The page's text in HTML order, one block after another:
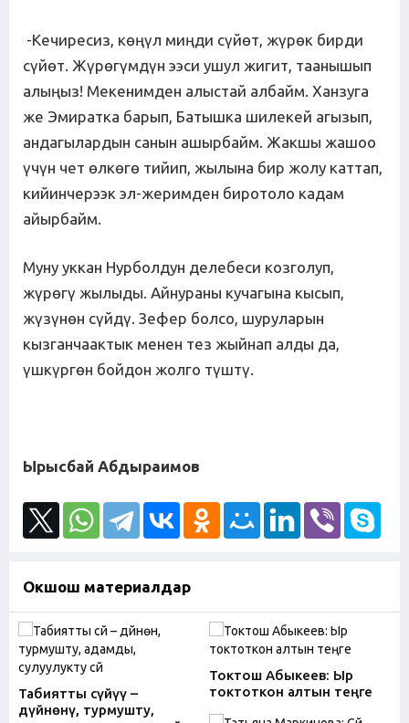
-Кечиресиз, көңүл миңди сүйөт, жүрөк бирди
сүйөт. Жүрөгүмдүн ээси ушул жигит, таанышып
алыңыз! Мекенимден алыстай албайм. Ханзуга
же Эмиратка барып, Батышка шилекей агызып,
андагылардын санын ашырбайм. Жакшы жашоо
үчүн чет өлкөгө тийип, жылына бир жолу каттап,
кийинчерээк эл-жеримден биротоло кадам
айырбайм.
Муну уккан Нурболдун делебеси козголуп,
жүрөгү жылыды. Айнураны кучагына кысып,
жүзүнөн сүйдү. Зефер болсо, шуруларын
кызганчаактык менен тез жыйнап алды да,
үшкүргөн бойдон жолго түштү.
Ырысбай Абдыраимов
Окшош материалдар
Табиятты сүйүү –
дүйнөнү, турмушту,
Токтош Абыкеев: Ыр
токтоткон алтын теңге